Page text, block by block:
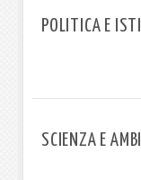
POLITICA E
SCIENZA E